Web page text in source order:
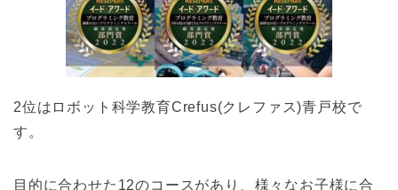
2位はロボット科学教育Crefus(クレファス)青戸校で
す。
目的に合わせた12のコースがあり、様々なお子様に合